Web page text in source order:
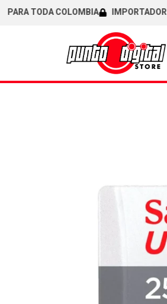
TODA COLOMBIA IMPORTADORES